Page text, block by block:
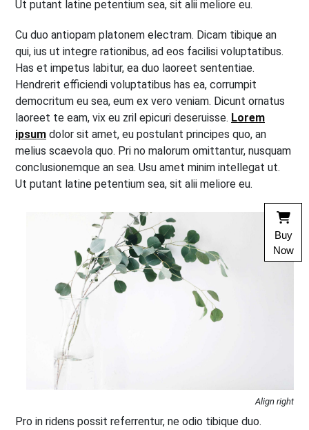
Ut putant latine petentium sea, sit alii meliore eu.
Cu duo antiopam platonem electram. Dicam tibique an
qui, ius ut integre rationibus, ad eos facilisi voluptatibus.
Has et impetus labitur, ea duo laoreet sententiae.
Hendrerit efficiendi voluptatibus has ea, corrumpit
democritum eu sea, eum ex vero veniam. Dicunt ornatus
laoreet te eam, vix eu zril epicuri deseruisse. Lorem
ipsum dolor sit amet, eu postulant principes quo, an
melius scaevola quo. Pri no malorum omittantur, nusquam
conclusionemque an sea. Usu amet minim intellegat ut.
Ut putant latine petentium sea, sit alii meliore eu.
Align right
Pro in ridens possit referrentur, ne odio tibique duo.
Buy
Now